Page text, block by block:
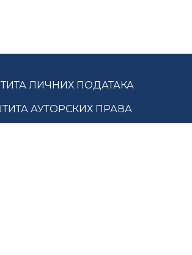
ЛИЧНИХ ПОДАТАКА
АУТОРСКИХ ПРАВА